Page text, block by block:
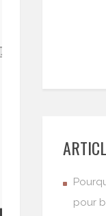
pour